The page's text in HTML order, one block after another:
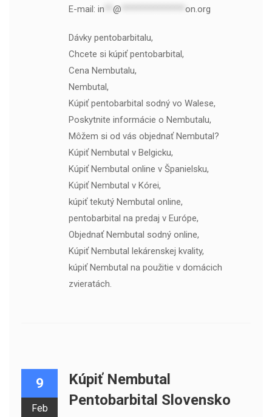
E-mail: in @ on.org
Dávky pentobarbitalu,
Chcete si kúpiť pentobarbital,
Cena Nembutalu,
Nembutal,
Kúpiť pentobarbital sodný vo Walese,
Poskytnite informácie o Nembutalu,
Môžem si od vás objednať Nembutal?
Kúpiť Nembutal v Belgicku,
Kúpiť Nembutal online v Španielsku,
Kúpiť Nembutal v Kórei,
kúpiť tekutý Nembutal online,
pentobarbital na predaj v Európe,
Objednať Nembutal sodný online,
Kúpiť Nembutal lekárenskej kvality,
kúpiť Nembutal na použitie v domácich
zvieratách.
9
Feb
Kúpiť Nembutal
Pentobarbital Slovensko